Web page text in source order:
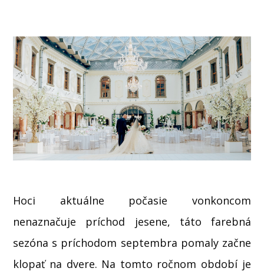
Hoci aktuálne počasie vonkoncom
nenaznačuje príchod jesene, táto farebná
sezóna s príchodom septembra pomaly začne
klopať na dvere. Na tomto ročnom období je